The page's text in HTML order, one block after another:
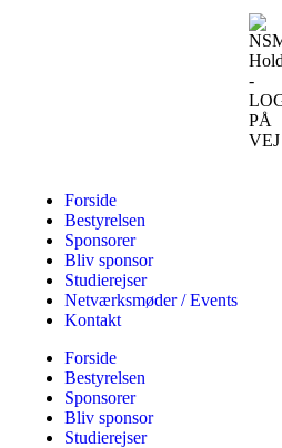
Forside
Bestyrelsen
Sponsorer
Bliv sponsor
Studierejser
Netværksmøder / Events
Kontakt
Forside
Bestyrelsen
Sponsorer
Bliv sponsor
Studierejser